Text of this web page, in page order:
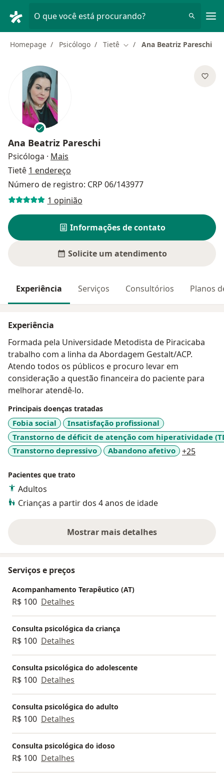
O que você está procurando?
Homepage Psicólogo Tietê Mudar de cidade
Ana Beatriz Pareschi
Ana Beatriz Pareschi
Psicóloga · Mais
Tietê 1 endereço
Número de registro: CRP 06/143977
1 opinião
Informações de contato
Solicite um atendimento
Experiência Serviços Consultórios Planos
Experiência
Formada pela Universidade Metodista de Piracicaba
trabalho com a linha da Abordagem Gestalt/ACP.
Atendo todos os públicos e procuro levar em
consideração a questão financeira do paciente para
melhorar atendê-lo.
Principais doenças tratadas
Fobia social
Insatisfação profissional
Transtorno de déficit de atenção com hiperatividade
Transtorno depressivo
Abandono afetivo +25
Pacientes que trato
Adultos
Crianças a partir dos 4 anos de idade
Mostrar mais detalhes
sobre a experiência
Serviços e preços
Acompanhamento Terapêutico (AT)
R$ 100 Detalhes
Consulta psicológica da criança
R$ 100 Detalhes
Consulta psicológica do adolescente
R$ 100 Detalhes
Consulta psicológica do adulto
R$ 100 Detalhes
Consulta psicológica do idoso
R$ 100 Detalhes